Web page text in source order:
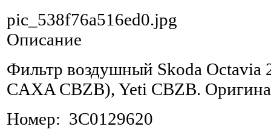
pic_538f76a516ed0.jpg
Описание
Фильтр воздушный Skoda Octavia
CAXA CBZB), Yeti CBZB.
Номер: 3C0129620